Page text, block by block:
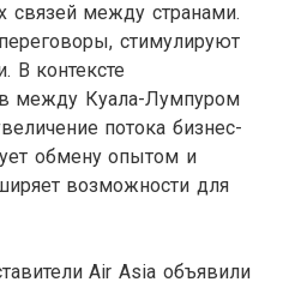
связей между странами.
стимулируют
В контексте
между Куала-Лумпуром
потока бизнес-
обмену опытом и
возможности для
Air Asia объявили